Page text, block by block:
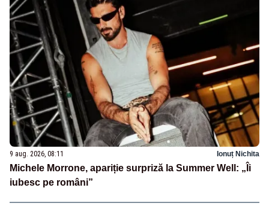
9 aug. 2026, 08:11 Ionuț Nichita
Michele Morrone, apariție surpriză la Summer Well: „Îi
iubesc pe români”